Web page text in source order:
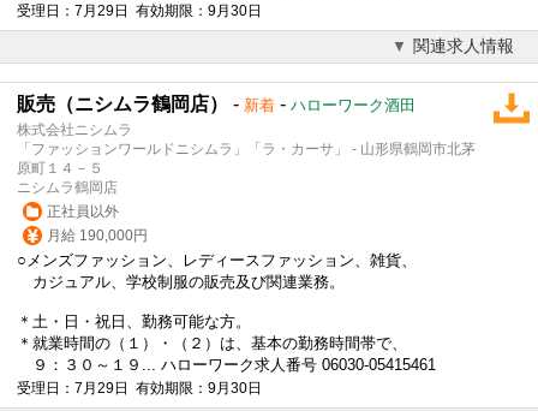
受理日：7月29日 有効期限：9月30日
関連求人情報
販売（ニシムラ鶴岡店） - 新着 - ハローワーク酒田
株式会社ニシムラ
「ファッションワールドニシムラ」「ラ・カーサ」 - 山形県鶴岡市北茅
原町１４－５
ニシムラ鶴岡店
正社員以外
月給 190,000円
○メンズファッション 、レディース ファッション 、雑貨、
カジュアル、学校制服の販売及び関連業務。
＊土・日・祝日、勤務可能な方。
＊就業時間の（１）・（２）は、基本の勤務時間帯で、
９：３０～１９... ハローワーク求人番号 06030-05415461
受理日：7月29日 有効期限：9月30日